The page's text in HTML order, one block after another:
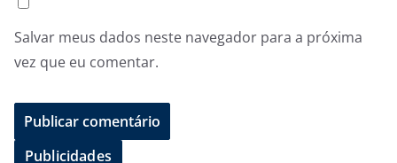
Salvar meus dados neste navegador para a próxima
vez que eu comentar.
Publicidades